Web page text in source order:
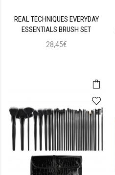
REAL TECHNIQUES EVERYDAY
ESSENTIALS BRUSH SET
28,45€